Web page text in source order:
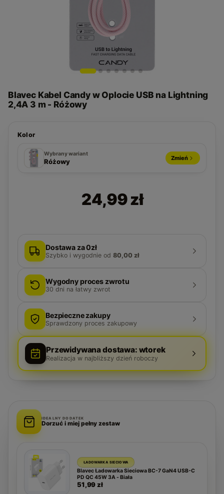
Blavec Kabel Candy w Oplocie USB na Lightning
2,4A 3 m - Różowy
Kolor
Różowy
Wybrany wariant
Różowy Zmień
24,99 zł
Dostawa za 0zł
Szybko i wygodnie od 80,00 zł
Wygodny proces zwrotu
30 dni na łatwy zwrot
Bezpieczne zakupy
Sprawdzony proces zakupowy
Przewidywana dostawa: wtorek
Realizacja w najbliższy dzień roboczy
IDEALNY DODATEK
Dorzuć i miej pełny zestaw
ŁADOWARKA SIECIOWA
Blavec Ładowarka Sieciowa BC-7 GaN4 USB-C
PD QC 45W 3A - Biała
51,99 zł